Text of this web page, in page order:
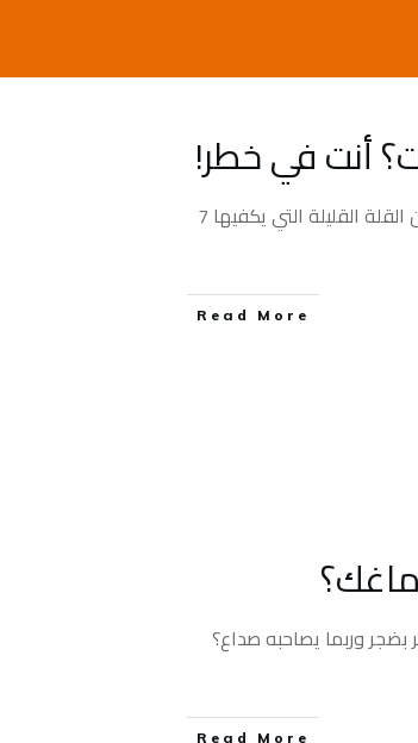
البالغون يحتاجون لنوم 8-9 ساعات مالم تكن من القلة القليلة التي يكفيها 7
Read More
وربما يصاحبه صداع؟
Read More